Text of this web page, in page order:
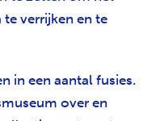
te verrijken en te
in een aantal fusies.
over en